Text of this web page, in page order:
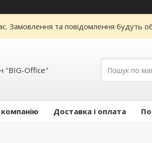
Замовлення та повідомлення будуть
"BIG-Office"
Доставка і оплата